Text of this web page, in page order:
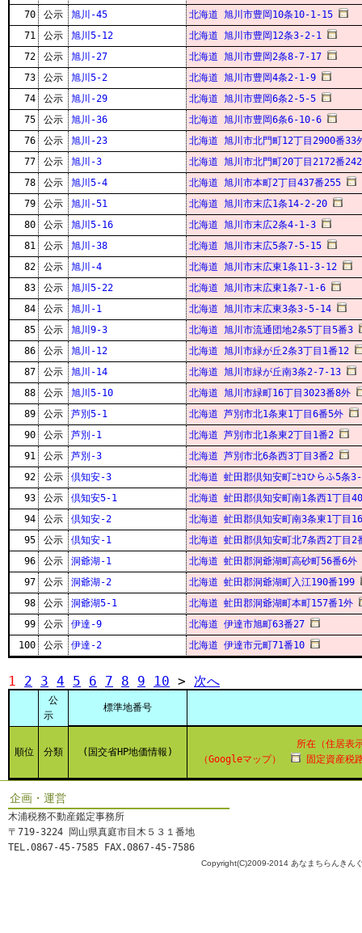
70
公示 旭川-45
北海道 旭川市豊岡10条10-1-15
71
公示 旭川5-12
北海道 旭川市豊岡12条3-2-1
72
公示 旭川-27
北海道 旭川市豊岡2条8-7-17
73
公示 旭川5-2
北海道 旭川市豊岡4条2-1-9
74
公示 旭川-29
北海道 旭川市豊岡6条2-5-5
75
公示 旭川-36
北海道 旭川市豊岡6条6-10-6
76
公示 旭川-23
北海道 旭川市北門町12丁目2900番33
77
公示 旭川-3
北海道 旭川市北門町20丁目2172番242
78
公示 旭川5-4
北海道 旭川市本町2丁目437番255
79
公示 旭川-51
北海道 旭川市末広1条14-2-20
80
公示 旭川5-16
北海道 旭川市末広2条4-1-3
81
公示 旭川-38
北海道 旭川市末広5条7-5-15
82
公示 旭川-4
北海道 旭川市末広東1条11-3-12
83
公示 旭川5-22
北海道 旭川市末広東1条7-1-6
84
公示 旭川-1
北海道 旭川市末広東3条3-5-14
85
公示 旭川9-3
北海道 旭川市流通団地2条5丁目5番3
86
公示 旭川-12
北海道 旭川市緑が丘2条3丁目1番12
87
公示 旭川-14
北海道 旭川市緑が丘南3条2-7-13
88
公示 旭川5-10
北海道 旭川市緑町16丁目3023番8外
89
公示 芦別5-1
北海道 芦別市北1条東1丁目6番5外
90
公示 芦別-1
北海道 芦別市北1条東2丁目1番2
91
公示 芦別-3
北海道 芦別市北6条西3丁目3番2
92
公示 倶知安-3
北海道 虻田郡倶知安町ﾆｾｺひらふ5条
93
公示 倶知安5-1
北海道 虻田郡倶知安町南1条西1丁目
94
公示 倶知安-2
北海道 虻田郡倶知安町南3条東1丁目
95
公示 倶知安-1
北海道 虻田郡倶知安町北7条西2丁目2
96
公示 洞爺湖-1
北海道 虻田郡洞爺湖町高砂町56番6外
97
公示 洞爺湖-2
北海道 虻田郡洞爺湖町入江190番199
98
公示 洞爺湖5-1
北海道 虻田郡洞爺湖町本町157番1外
99
公示 伊達-9
北海道 伊達市旭町63番27
100
公示 伊達-2 北海道 伊達市元町71番10
1 2 3 4 5 6 7 8 9 10 > 次へ
公
示
標準地番号
順位 分類 (国交省HP地価情報)
所在（住居表
（Googleマップ）
固定資産税
企画・運営
木浦税務不動産鑑定事務所
〒719-3224 岡山県真庭市目木５３１番地
TEL.0867-45-7585 FAX.0867-45-7586
Copyright(C)2009-2014 あなまちらんきん